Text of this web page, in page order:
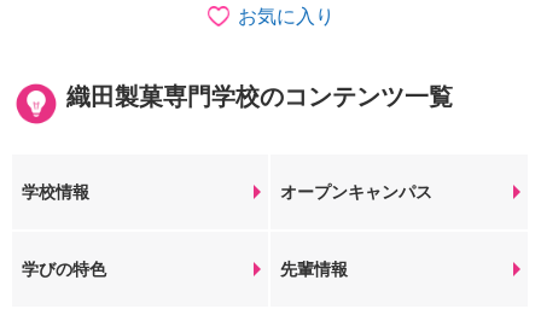
お気に入り
織田製菓専門学校のコンテンツ一覧
学校情報 オープンキャンパス
学びの特色 先輩情報